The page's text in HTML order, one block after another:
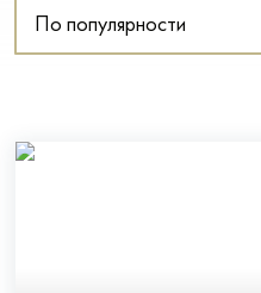
По популярности